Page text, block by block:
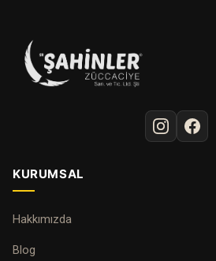
KURUMSAL
Hakkımızda
Blog